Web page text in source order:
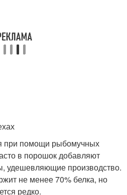
при помощи рыбомучных
в порошок добавляют
удешевляющие производство.
не менее 70% белка, но
редко.